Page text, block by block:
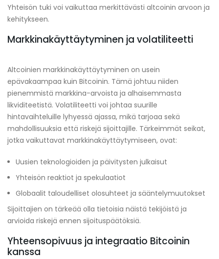
Yhteisön tuki voi vaikuttaa merkittävästi altcoinin arvoon ja
kehitykseen.
Markkinakäyttäytyminen ja volatiliteetti
Altcoinien markkinakäyttäytyminen on usein
epävakaampaa kuin Bitcoinin. Tämä johtuu niiden
pienemmistä markkina-arvoista ja alhaisemmasta
likviditeetistä. Volatiliteetti voi johtaa suurille
hintavaihteluille lyhyessä ajassa, mikä tarjoaa sekä
mahdollisuuksia että riskejä sijoittajille. Tärkeimmät seikat,
jotka vaikuttavat markkinakäyttäytymiseen, ovat:
Uusien teknologioiden ja päivitysten julkaisut
Yhteisön reaktiot ja spekulaatiot
Globaalit taloudelliset olosuhteet ja sääntelymuutokset
Sijoittajien on tärkeää olla tietoisia näistä tekijöistä ja
arvioida riskejä ennen sijoituspäätöksiä.
Yhteensopivuus ja integraatio Bitcoinin
kanssa